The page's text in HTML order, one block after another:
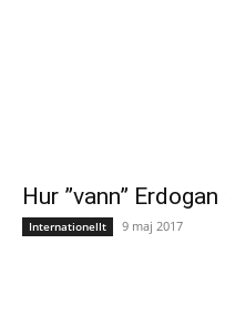
Hur ”vann”
Internationellt 9 maj 2017